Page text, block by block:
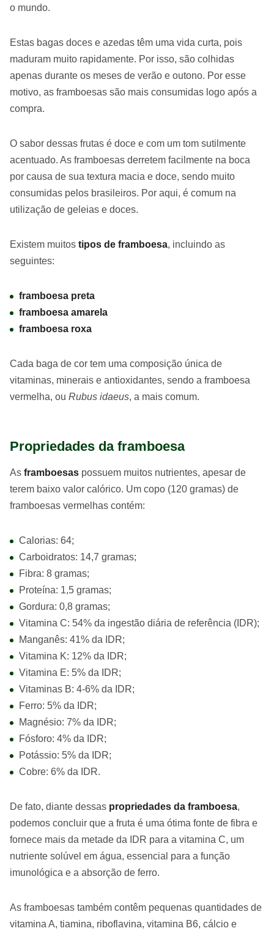
o mundo.
Estas bagas doces e azedas têm uma vida curta, pois
maduram muito rapidamente. Por isso, são colhidas
apenas durante os meses de verão e outono. Por esse
motivo, as framboesas são mais consumidas logo após a
compra.
O sabor dessas frutas é doce e com um tom sutilmente
acentuado. As framboesas derretem facilmente na boca
por causa de sua textura macia e doce, sendo muito
consumidas pelos brasileiros. Por aqui, é comum na
utilização de geleias e doces.
Existem muitos tipos de framboesa, incluindo as
seguintes:
framboesa preta
framboesa amarela
framboesa roxa
Cada baga de cor tem uma composição única de
vitaminas, minerais e antioxidantes, sendo a framboesa
vermelha, ou Rubus idaeus, a mais comum.
Propriedades da framboesa
As framboesas possuem muitos nutrientes, apesar de
terem baixo valor calórico. Um copo (120 gramas) de
framboesas vermelhas contém:
Calorias: 64;
Carboidratos: 14,7 gramas;
Fibra: 8 gramas;
Proteína: 1,5 gramas;
Gordura: 0,8 gramas;
Vitamina C: 54% da ingestão diária de referência (IDR);
Manganês: 41% da IDR;
Vitamina K: 12% da IDR;
Vitamina E: 5% da IDR;
Vitaminas B: 4-6% da IDR;
Ferro: 5% da IDR;
Magnésio: 7% da IDR;
Fósforo: 4% da IDR;
Potássio: 5% da IDR;
Cobre: 6% da IDR.
De fato, diante dessas propriedades da framboesa,
podemos concluir que a fruta é uma ótima fonte de fibra e
fornece mais da metade da IDR para a vitamina C, um
nutriente solúvel em água, essencial para a função
imunológica e a absorção de ferro.
As framboesas também contêm pequenas quantidades de
vitamina A, tiamina, riboflavina, vitamina B6, cálcio e